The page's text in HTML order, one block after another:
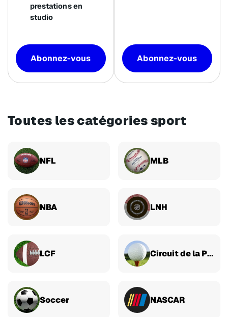
prestations en
studio
Abonnez-vous Abonnez-vous
Toutes les catégories sport
NFL MLB
NBA LNH
LCF Circuit de la PGA
Soccer NASCAR